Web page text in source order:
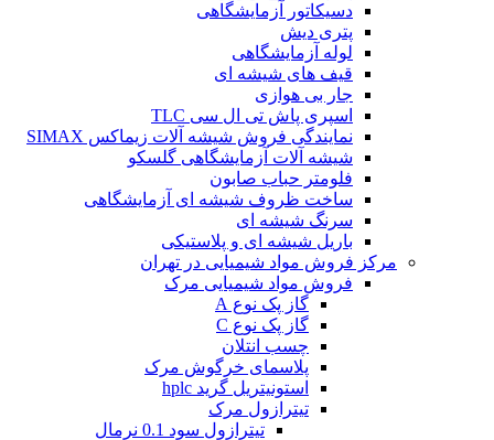
دسیکاتور آزمایشگاهی
پتری دیش
لوله آزمایشگاهی
قیف های شیشه ای
جار بی هوازی
اسپری پاش تی ال سی TLC
نمایندگی فروش شیشه آلات زیماکس SIMAX
شیشه آلات آزمایشگاهی گلسکو
فلومتر حباب صابون
ساخت ظروف شیشه ای آزمایشگاهی
سرنگ شیشه ای
باریل شیشه ای و پلاستیکی
مرکز فروش مواد شیمیایی در تهران
فروش مواد شیمیایی مرک
گاز پک نوع A
گاز پک نوع C
چسب انتلان
پلاسمای خرگوش مرک
استونیتریل گرید hplc
تیترازول مرک
تیترازول سود 0.1 نرمال